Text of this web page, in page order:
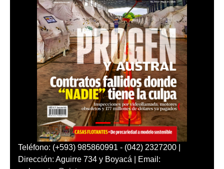
Teléfono: (+593) 985860991 - (042) 2327200 |
Dirección: Aguirre 734 y Boyacá | Email: